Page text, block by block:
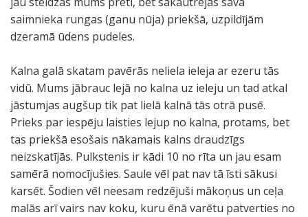
saimnieka rungas (ganu nūja) priekšā, uzpildījām
dzeramā ūdens pudeles.
Kalna galā skatam pavērās neliela ieleja ar ezeru tās
vidū. Mums jābrauc lejā no kalna uz ieleju un tad atkal
jāstumjas augšup tik pat lielā kalnā tās otrā pusē.
Prieks par iespēju laisties lejup no kalna, protams, bet
tas priekšā esošais nākamais kalns draudzīgs
neizskatījās. Pulkstenis ir kādi 10 no rīta un jau esam
samērā nomocījušies. Saule vēl pat nav tā īsti sākusi
karsēt. Šodien vēl neesam redzējuši mākoņus un ceļa
malās arī vairs nav koku, kuru ēnā varētu patverties no